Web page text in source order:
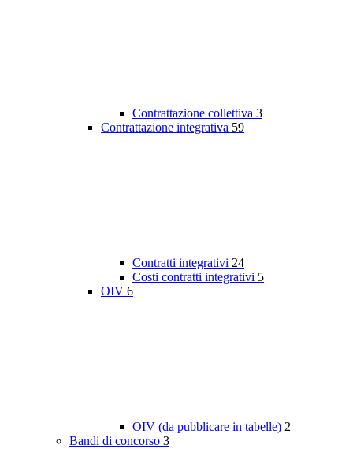
Contrattazione collettiva 3
Contrattazione integrativa 59
Contratti integrativi 24
Costi contratti integrativi 5
OIV 6
OIV (da pubblicare in tabelle) 2
Bandi di concorso 3